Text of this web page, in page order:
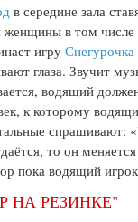
в середине зала
в том числе
игруСнегурочка
глаза. Звучит
водящий
к которому
спрашивают:
то он
пока водящий
НА РЕЗИНКЕ"